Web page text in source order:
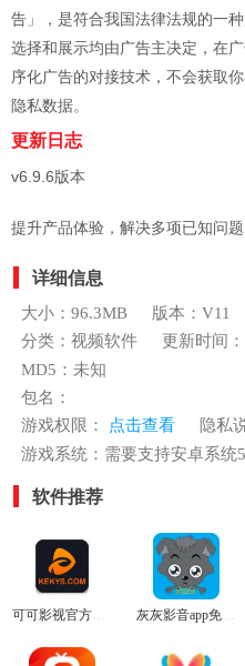
告」，是符合我国法律法规的一
选择和展示均由广告主决定，在
序化广告的对接技术，不会获取
隐私数据。
更新日志
v6.9.6版本
提升产品体验，解决多项已知问题
详细信息
大小：96.3MB
版本：V11
分类：视频软件
更新时间
MD5：未知
包名：
游戏权限：
点击查看 隐私
游戏系统：需要支持安卓系统
软件推荐